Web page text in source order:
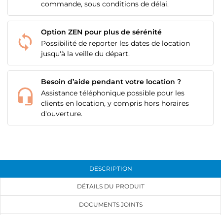
commande, sous conditions de délai.
Option ZEN pour plus de sérénité
Possibilité de reporter les dates de location
jusqu'à la veille du départ.
Besoin d’aide pendant votre location ?
Assistance téléphonique possible pour les
clients en location, y compris hors horaires
d'ouverture.
DESCRIPTION
DÉTAILS DU PRODUIT
DOCUMENTS JOINTS
MES LISTES
add_circle_outlineCréer une nouvelle liste
NOM DE LA LISTE D'ENVIES
CONNEXION
Vous devez être connecté pour ajouter des produits
à votre liste d'envies.